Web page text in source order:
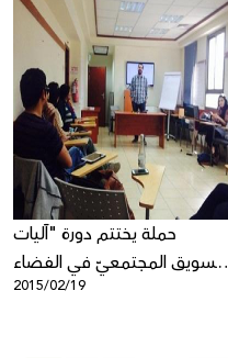
حملة يختتم دورة "آليات
التّسويق المجتمعيّ في الفضاء
الرّقميّ"
2015/02/19